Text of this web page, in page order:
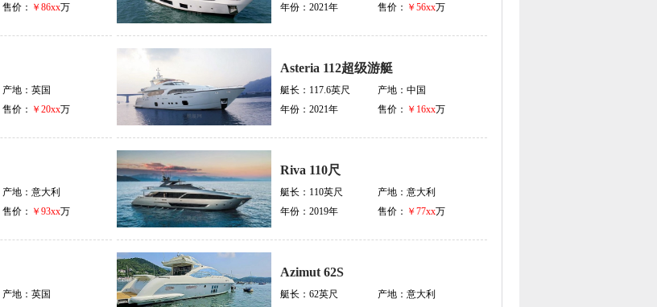
售价： ￥86xx万
年份： 2021年 售价： ￥56xx万
产地： 英国
售价： ￥20xx万
Asteria 112超级游艇
艇长： 117.6英尺 产地： 中国
年份： 2021年 售价： ￥16xx万
产地： 意大利
售价： ￥93xx万
Riva 110尺
艇长： 110英尺 产地： 意大利
年份： 2019年 售价： ￥77xx万
产地： 英国
Azimut 62S
艇长： 62英尺 产地： 意大利